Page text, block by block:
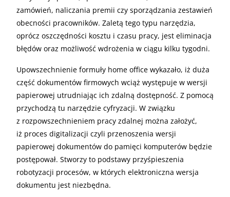
zamówień, naliczania premii czy sporządzania zestawień
obecności pracowników. Zaletą tego typu narzędzia,
oprócz oszczędności kosztu i czasu pracy, jest eliminacja
błędów oraz możliwość wdrożenia w ciągu kilku tygodni.
Upowszechnienie formuły home office wykazało, iż duża
część dokumentów firmowych wciąż występuje w wersji
papierowej utrudniając ich zdalną dostępność. Z pomocą
przychodzą tu narzędzie cyfryzacji. W związku
z rozpowszechnieniem pracy zdalnej można założyć,
iż proces digitalizacji czyli przenoszenia wersji
papierowej dokumentów do pamięci komputerów będzie
postępował. Stworzy to podstawy przyśpieszenia
robotyzacji procesów, w których elektroniczna wersja
dokumentu jest niezbędna.